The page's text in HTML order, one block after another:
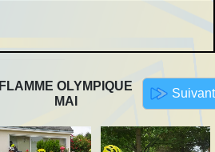
FLAMME OLYMPIQUE
MAI
Suivant